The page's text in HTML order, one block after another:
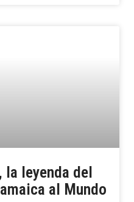
leyenda del
al Mundo